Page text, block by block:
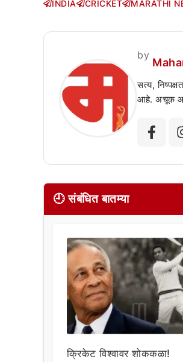
INDIA CRICKET MARATHI
by
सत्य,
आहे. अचूक
🕘 संबंधित बातम्या
क्रिकेट विश्वावर शोककळा!